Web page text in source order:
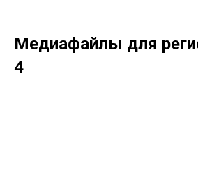
Медиафайлы для
4